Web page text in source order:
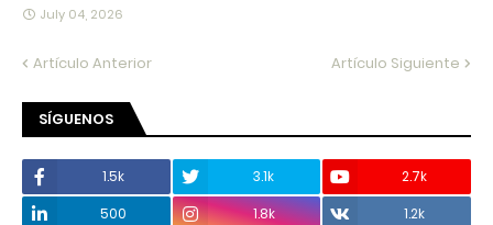
July 04, 2026
Artículo Anterior Artículo Siguiente
SÍGUENOS
1.5k 3.1k
2.7k
500
1.8k 1.2k